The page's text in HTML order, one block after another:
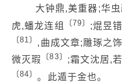
大钟鼎,美重器;华虫
虎,蟠龙连组
〔79〕 ;焜昱
〔81〕 ,曲成文章;雕琢之
微灭瑕
〔83〕 ;霜文沈居,
〔84〕 。此遁于金也。